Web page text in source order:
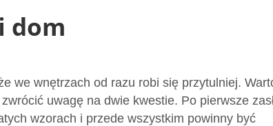
dom
we wnętrzach od razu robi się przytulniej.
uwagę na dwie kwestie. Po pierwsze
wzorach i przede wszystkim powinny być